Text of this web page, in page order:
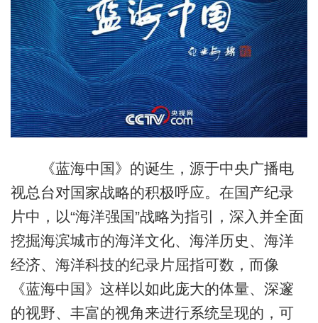
《蓝海中国》的诞生，源于中央广播电
视总台对国家战略的积极呼应。在国产纪录
片中，以“海洋强国”战略为指引，深入并全面
挖掘海滨城市的海洋文化、海洋历史、海洋
经济、海洋科技的纪录片屈指可数，而像
《蓝海中国》这样以如此庞大的体量、深邃
的视野、丰富的视角来进行系统呈现的，可